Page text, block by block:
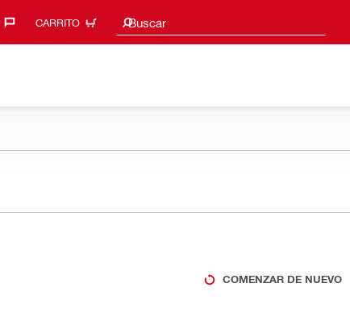
CARRITO Buscar
Sugerencias de búsqueda
COMENZAR DE NUEVO